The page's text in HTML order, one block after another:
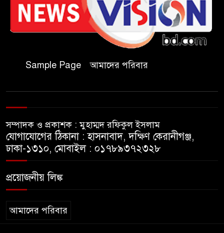
প্রাথমিক বিদ্যালয়ের ম্যানেজিং
কমিটির সভাপতি নির্বাচিত মো.
আবদুল আলিম
জুলাই আন্দোলন হয়েছিল
ফ্যাসিবাদী সমাজব্যবস্থার
যথাযথ মর্যাদায় ‘জুলাই দিবস’
পালন করছে তানযীমুল উম্মাহ
আলিম মাদ্রাসা
Sample Page আমাদের পরিবার
সম্পাদক ও প্রকাশক : মুহাম্মদ রফিকুল ইসলাম
যোগাযোগের ঠিকানা : হাসনাবাদ, দক্ষিণ কেরানীগঞ্জ,
ঢাকা-১৩১০, মোবাইল : ০১৭৮৯৩৭২৩২৮
প্রয়োজনীয় লিঙ্ক
আমাদের পরিবার